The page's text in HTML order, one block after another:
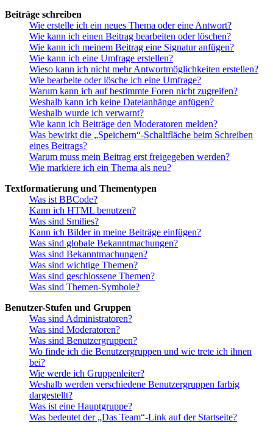
Beiträge schreiben
Wie erstelle ich ein neues Thema oder eine Antwort?
Wie kann ich einen Beitrag bearbeiten oder löschen?
Wie kann ich meinem Beitrag eine Signatur anfügen?
Wie kann ich eine Umfrage erstellen?
Wieso kann ich nicht mehr Antwortmöglichkeiten erstellen?
Wie bearbeite oder lösche ich eine Umfrage?
Warum kann ich auf bestimmte Foren nicht zugreifen?
Weshalb kann ich keine Dateianhänge anfügen?
Weshalb wurde ich verwarnt?
Wie kann ich Beiträge den Moderatoren melden?
Was bewirkt die „Speichern“-Schaltfläche beim Schreiben
eines Beitrags?
Warum muss mein Beitrag erst freigegeben werden?
Wie markiere ich ein Thema als neu?
Textformatierung und Thementypen
Was ist BBCode?
Kann ich HTML benutzen?
Was sind Smilies?
Kann ich Bilder in meine Beiträge einfügen?
Was sind globale Bekanntmachungen?
Was sind Bekanntmachungen?
Was sind wichtige Themen?
Was sind geschlossene Themen?
Was sind Themen-Symbole?
Benutzer-Stufen und Gruppen
Was sind Administratoren?
Was sind Moderatoren?
Was sind Benutzergruppen?
Wo finde ich die Benutzergruppen und wie trete ich ihnen
bei?
Wie werde ich Gruppenleiter?
Weshalb werden verschiedene Benutzergruppen farbig
dargestellt?
Was ist eine Hauptgruppe?
Was bedeutet der „Das Team“-Link auf der Startseite?